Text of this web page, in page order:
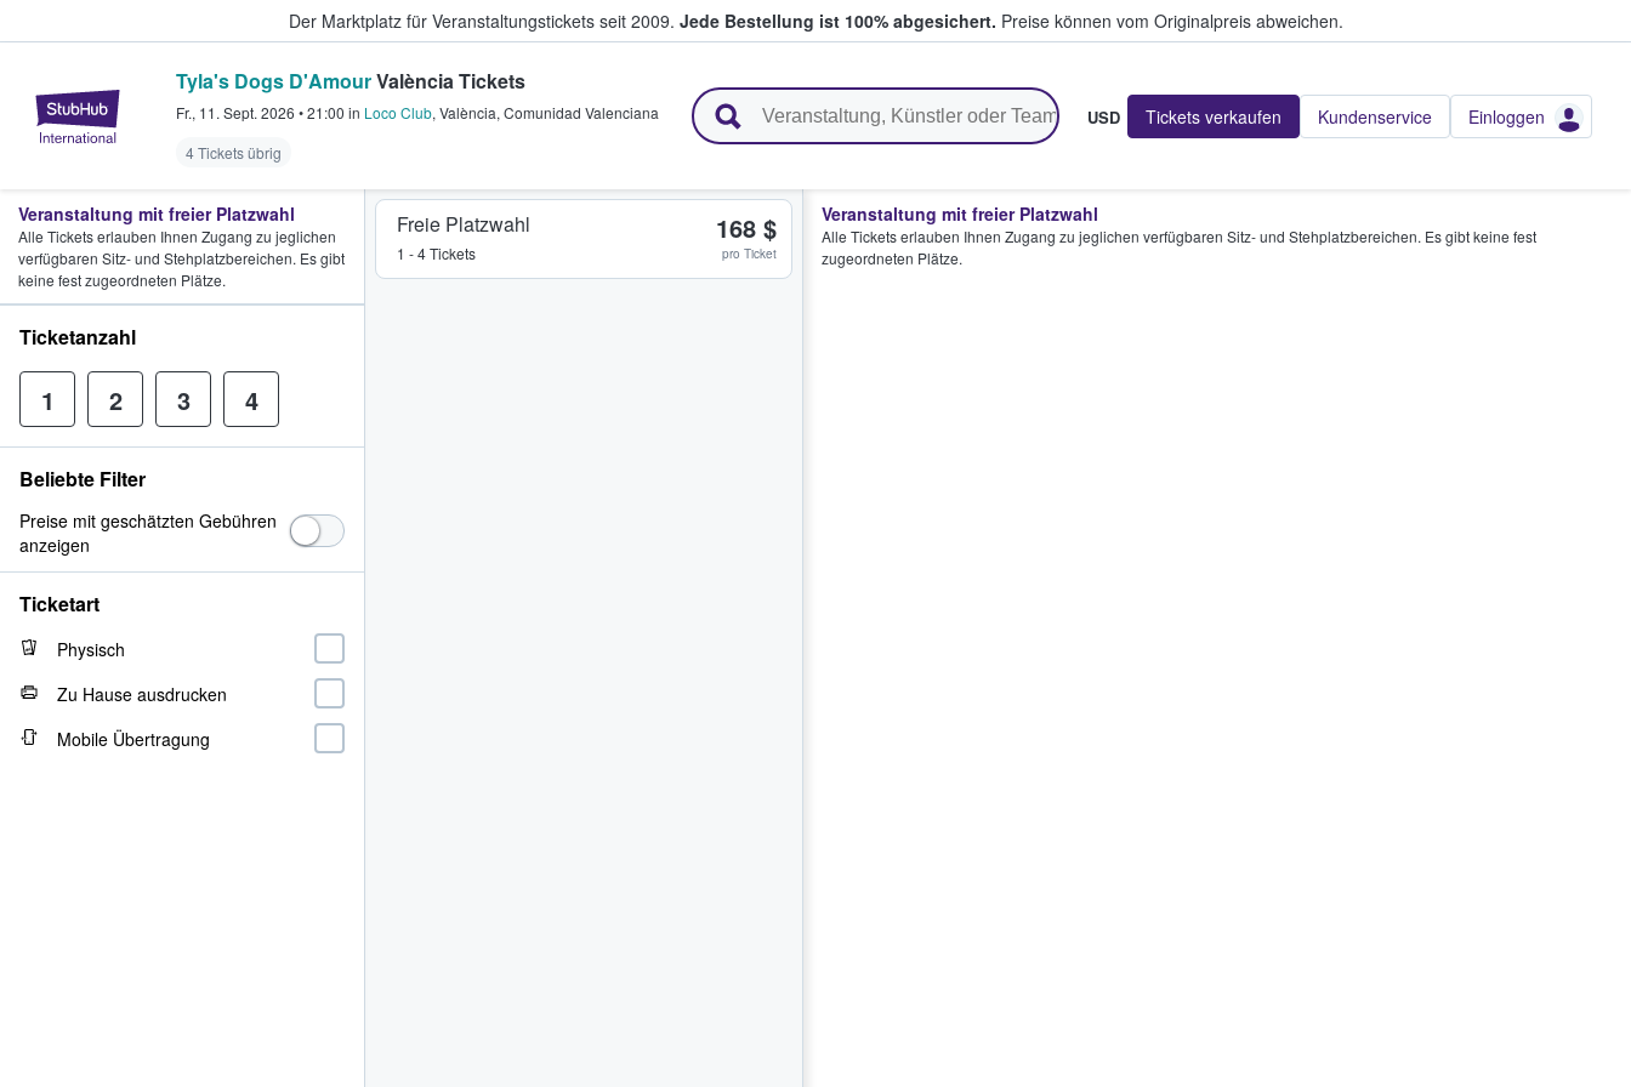
Der Marktplatz für Veranstaltungstickets seit 2009. Jede Bestellung ist 100% abgesichert. Preise können vom Originalpreis abweichen.
StubHub - Wo Fans Tickets kaufen & verkaufen
Tyla's Dogs D'AmourValència Tickets
Fr., 11. Sept. 2026 •21:00 in Loco Club, València, Comunidad Valenciana
4 Tickets übrig
USD Tickets verkaufen Kundenservice Einloggen
Freie Platzwahl
1 - 4 Tickets
168 $
pro Ticket
Veranstaltung mit freier Platzwahl
Alle Tickets erlauben Ihnen Zugang zu jeglichen verfügbaren Sitz- und Stehplatzbereichen. Es gibt keine fest
zugeordneten Plätze.
Veranstaltung mit freier Platzwahl
Alle Tickets erlauben Ihnen Zugang zu jeglichen
verfügbaren Sitz- und Stehplatzbereichen. Es gibt
keine fest zugeordneten Plätze.
Ticketanzahl
1 2 3 4
Beliebte Filter
Preise mit geschätzten Gebühren
anzeigen
Ticketart
Physisch
Zu Hause ausdrucken
Mobile Übertragung